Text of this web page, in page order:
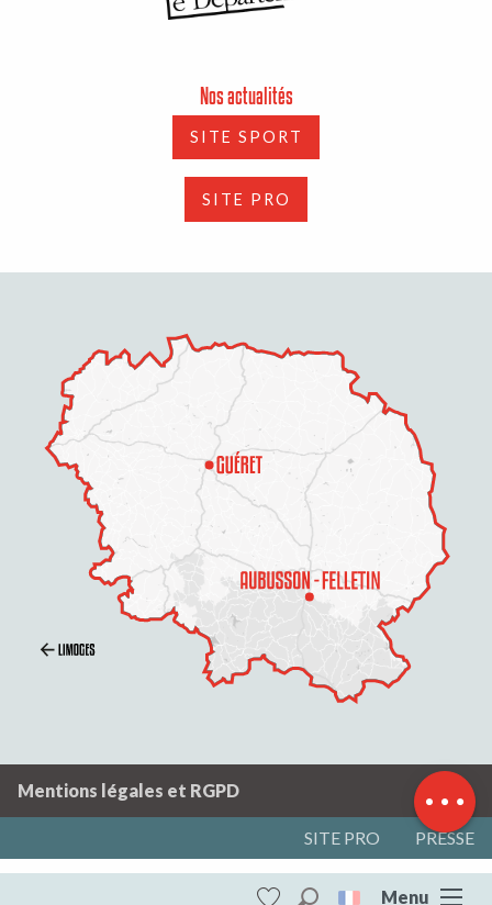
Menu
Contacter par
email
Nos actualités
SITE SPORT
SITE PRO
Mentions légales et RGPD
SITE PRO PRESSE